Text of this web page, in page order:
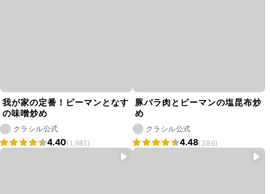
我が家の定番！ピーマンとなす
の味噌炒め
クラシル公式
4.40(1,981)
豚バラ肉とピーマンの塩昆布炒
め
クラシル公式
4.48(386)